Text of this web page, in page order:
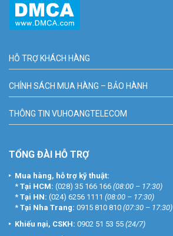
HỖ TRỢ KHÁCH HÀNG
CHÍNH SÁCH MUA HÀNG – BẢO HÀNH
THÔNG TIN VUHOANGTELECOM
TỔNG ĐÀI HỖ TRỢ
Mua hàng, hỗ trợ kỹ thuật:
* Tại HCM: (028) 35 166 166 (08:00 – 17:30)
* Tại HN: (024) 6256 1111 (08:00 – 17:30)
* Tại Nha Trang: 0915 810 810 (07:30 – 17:30)
Khiếu nại, CSKH: 0902 51 53 55 (24/7)